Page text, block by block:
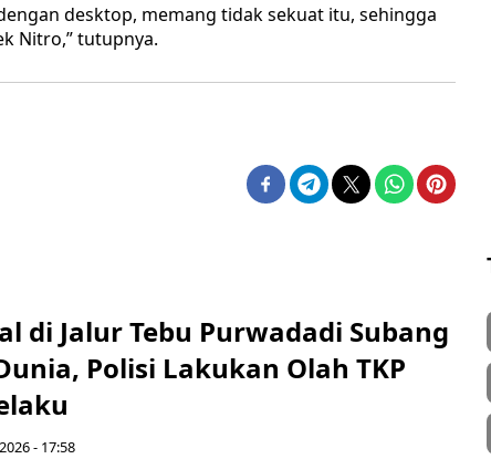
desktop, memang tidak sekuat itu, sehingga
Nitro,” tutupnya.
di Jalur Tebu Purwadadi Subang
Polisi Lakukan Olah TKP
- 17:58